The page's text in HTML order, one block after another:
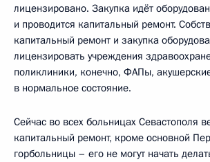
лицензировано. Закупка идёт
и проводится капитальный ремонт.
капитальный ремонт и закупка
лицензировать учреждения
поликлиники, конечно, ФАПы,
в нормальное состояние.
Сейчас во всех больницах Севастополя
капитальный ремонт, кроме основной
горбольницы – его не могут начать